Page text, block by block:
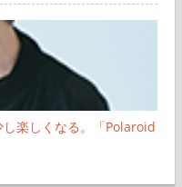
楽しくなる。「Polaroid